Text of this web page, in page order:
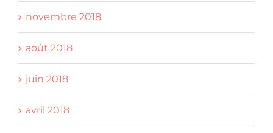
novembre 2018
août 2018
juin 2018
avril 2018